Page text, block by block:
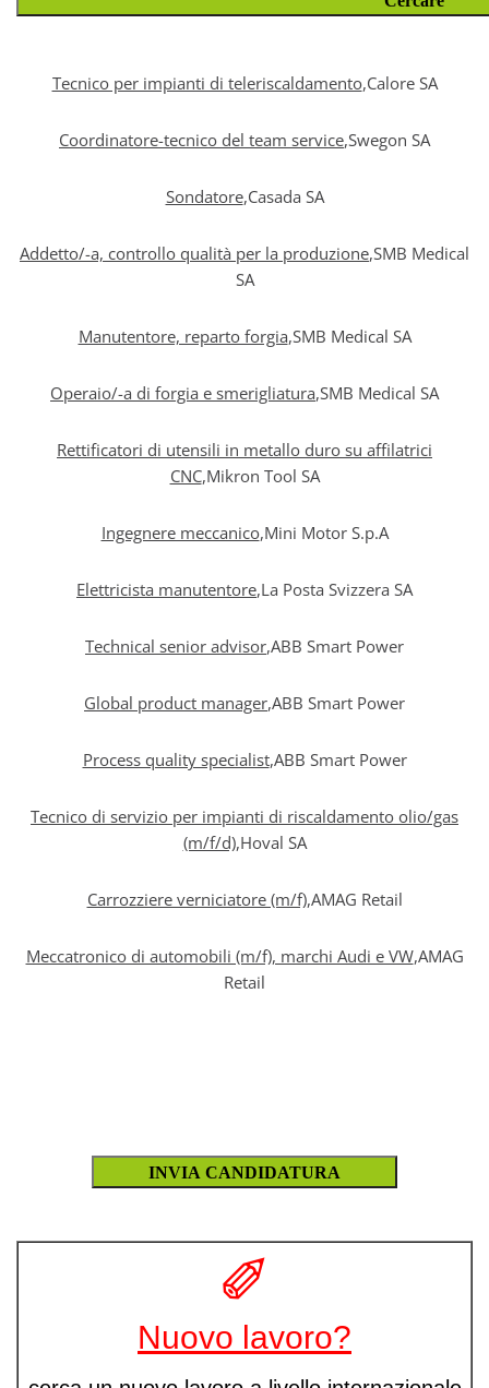
Tecnico per impianti di teleriscaldamento,Calore SA
Coordinatore-tecnico del team service,Swegon SA
Sondatore,Casada SA
Addetto/-a, controllo qualità per la produzione,SMB Medical
SA
Manutentore, reparto forgia,SMB Medical SA
Operaio/-a di forgia e smerigliatura,SMB Medical SA
Rettificatori di utensili in metallo duro su affilatrici
CNC,Mikron Tool SA
Ingegnere meccanico,Mini Motor S.p.A
Elettricista manutentore,La Posta Svizzera SA
Technical senior advisor,ABB Smart Power
Global product manager,ABB Smart Power
Process quality specialist,ABB Smart Power
Tecnico di servizio per impianti di riscaldamento olio/gas
(m/f/d),Hoval SA
Carrozziere verniciatore (m/f),AMAG Retail
Meccatronico di automobili (m/f), marchi Audi e VW,AMAG
Retail